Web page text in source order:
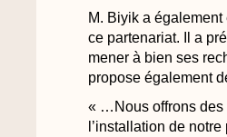
M. Biyik a
ce partenariat. Il a
mener à bien ses
propose également
« …Nous offrons des
l’installation de